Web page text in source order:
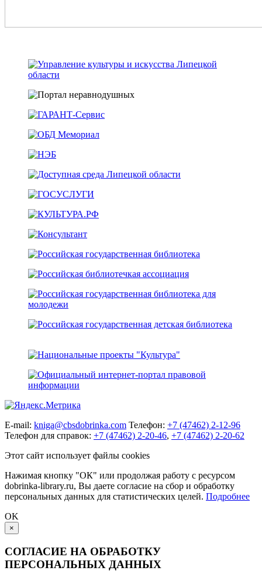
E-mail: kniga@cbsdobrinka.com Телефон: +7 (47462) 2-12-96
Телефон для справок: +7 (47462) 2-20-46, +7 (47462) 2-20-62
Этот сайт использует файлы cookies
Нажимая кнопку "ОК" или продолжая работу с ресурсом
dobrinka-library.ru, Вы даете согласие на сбор и обработку
персональных данных для статистических целей. Подробнее
OK
×
СОГЛАСИЕ НА ОБРАБОТКУ
ПЕРСОНАЛЬНЫХ ДАННЫХ